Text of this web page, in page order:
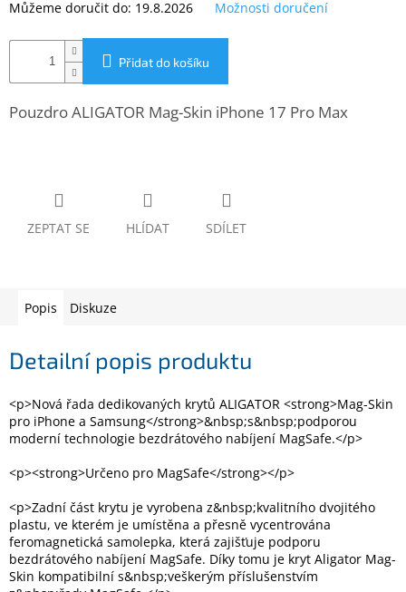
www.inpraise.cz
Gaming
a
tablety
Velké
notebooky
Domácnost
%
Black
Friday
Můžeme doručit do: 19.8.2026 Možnosti doručení
Přidat do košíku
Pouzdro ALIGATOR Mag-Skin iPhone 17 Pro Max
ZEPTAT SE HLÍDAT SDÍLET
Popis Diskuze
Detailní popis produktu
<p>Nová řada dedikovaných krytů ALIGATOR <strong>Mag-Skin
pro iPhone a Samsung</strong>&nbsp;s&nbsp;podporou
moderní technologie bezdrátového nabíjení MagSafe.</p>
<p><strong>Určeno pro MagSafe</strong></p>
<p>Zadní část krytu je vyrobena z&nbsp;kvalitního dvojitého
plastu, ve kterém je umístěna a přesně vycentrována
feromagnetická samolepka, která zajišťuje podporu
bezdrátového nabíjení MagSafe. Díky tomu je kryt Aligator Mag-
Skin kompatibilní s&nbsp;veškerým příslušenstvím